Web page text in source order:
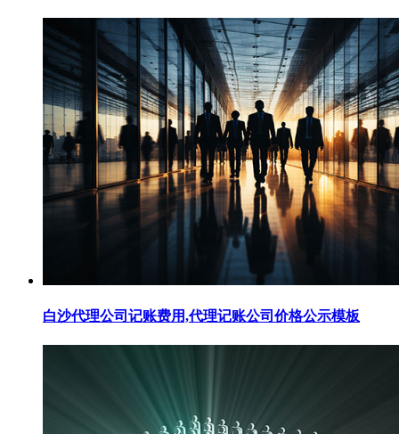
白沙代理公司记账费用,代理记账公司价格公示模板